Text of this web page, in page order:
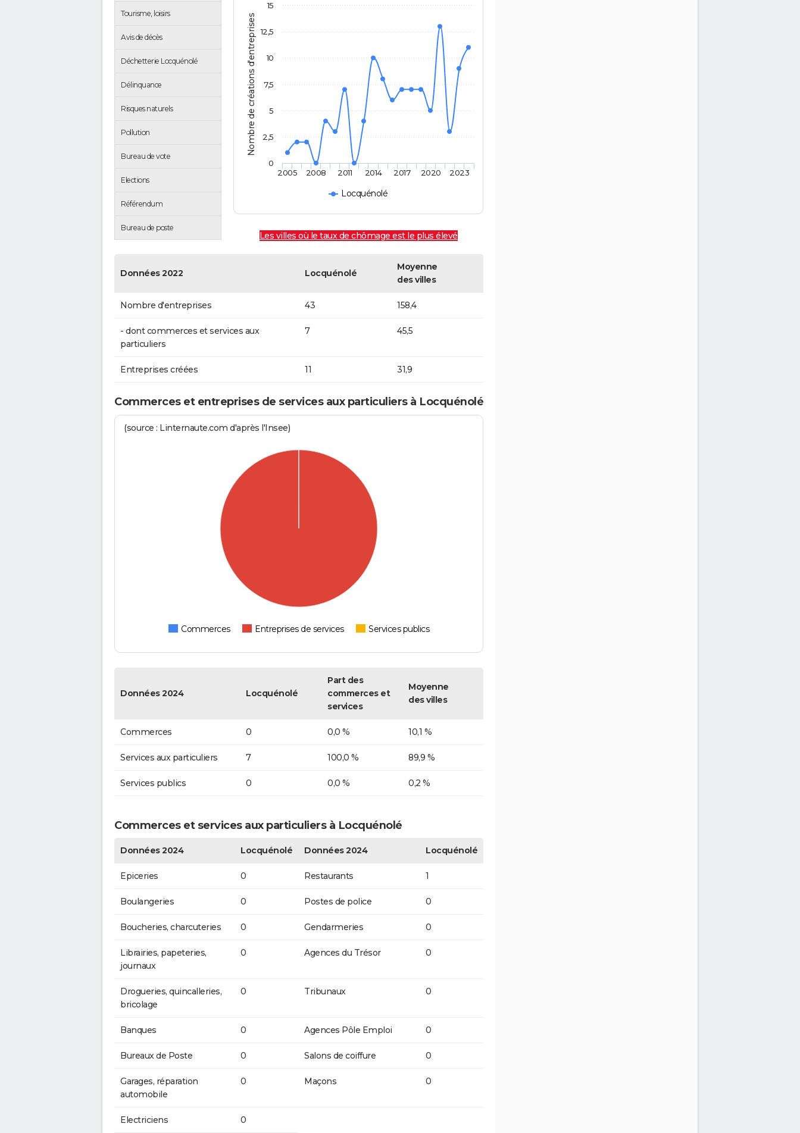
Tourisme, loisirs
Avis de décès
Déchetterie Locquénolé
Délinquance
Risques naturels
Pollution
Bureau de vote
Elections
Référendum
Bureau de poste
Nombre de créations d'entreprises
Locquénolé
2005 2008 2011 2014 2017 2020 2023
0
2,5
5
7,5
10
12,5
15
Les villes où le taux de chômage est le plus élevé
Données 2022 Locquénolé
Moyenne
des villes
Nombre d'entreprises 43 158,4
- dont commerces et services aux
particuliers
7 45,5
Entreprises créées 11 31,9
Commerces et entreprises de services aux particuliers à Locquénolé
(source : Linternaute.com d'après l'Insee)
Commerces Entreprises de services Services publics
Données 2024 Locquénolé
Part des
commerces et
services
Moyenne
des villes
Commerces 0 0,0 % 10,1 %
Services aux particuliers 7 100,0 % 89,9 %
Services publics 0 0,0 % 0,2 %
Commerces et services aux particuliers à Locquénolé
Données 2024 Locquénolé Données 2024 Locquénolé
Epiceries 0 Restaurants 1
Boulangeries 0 Postes de police 0
Boucheries, charcuteries 0 Gendarmeries 0
Librairies, papeteries,
journaux
0 Agences du Trésor 0
Drogueries, quincalleries,
bricolage
0 Tribunaux 0
Banques 0 Agences Pôle Emploi 0
Bureaux de Poste 0 Salons de coiffure 0
Garages, réparation
automobile
0 Maçons 0
Electriciens 0